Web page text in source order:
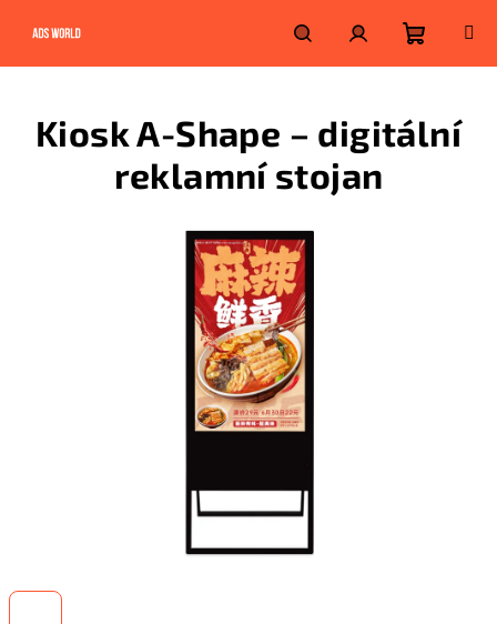
HledatPřihlášeníNákupní
košík
Kiosk A-Shape – digitální
reklamní stojan